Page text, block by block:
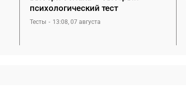
психологический тест
Тесты 13:08, 07 августа